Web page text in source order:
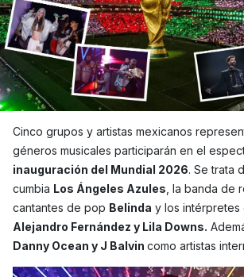
Cinco grupos y artistas mexicanos
géneros musicales participarán en el
inauguración del Mundial 2026. Se trata
cumbia Los Ángeles Azules , la banda de
cantantes de pop Belinda y los intérpretes
Alejandro Fernández y Lila Downs.
Danny Ocean y J Balvin como artistas